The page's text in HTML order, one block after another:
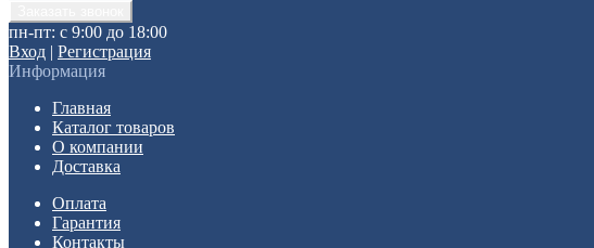
пн-пт: с 9:00 до 18:00
Вход | Регистрация
Информация
Главная
Каталог товаров
О компании
Доставка
Оплата
Гарантия
Контакты